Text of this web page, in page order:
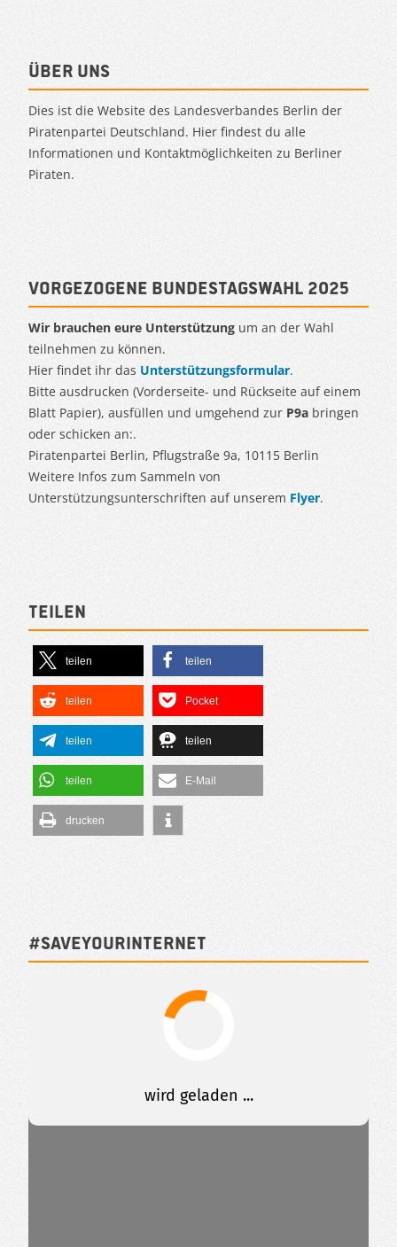
Über uns
Dies ist die Website des Landesverbandes Berlin der
Piratenpartei Deutschland. Hier findest du alle
Informationen und Kontaktmöglichkeiten zu Berliner
Piraten.
Vorgezogene Bundestagswahl 2025
Wir brauchen eure Unterstützung um an der Wahl
teilnehmen zu können.
Hier findet ihr das Unterstützungsformular.
Bitte ausdrucken (Vorderseite- und Rückseite auf einem
Blatt Papier), ausfüllen und umgehend zur P9a bringen
oder schicken an:.
Piratenpartei Berlin, Pflugstraße 9a, 10115 Berlin
Weitere Infos zum Sammeln von
Unterstützungsunterschriften auf unserem Flyer.
Teilen
teilen teilen
teilen Pocket
teilen teilen
teilen E-Mail
drucken
#SAVEYOURINTERNET